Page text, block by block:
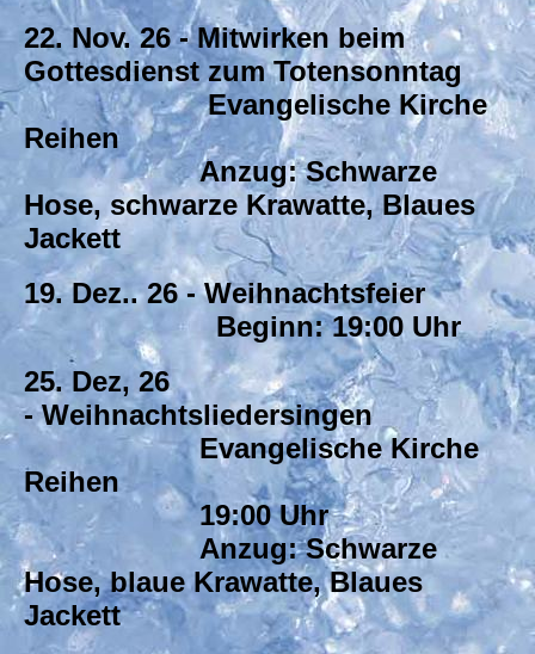
22. Nov. 26 - Mitwirken beim
Gottesdienst zum Totensonntag
Evangelische Kirche
Reihen
Anzug: Schwarze
Hose, schwarze Krawatte, Blaues
Jackett
19. Dez.. 26 - Weihnachtsfeier
Beginn: 19:00 Uhr
25. Dez, 26
- Weihnachtsliedersingen
Evangelische Kirche
Reihen
19:00 Uhr
Anzug: Schwarze
Hose, blaue Krawatte, Blaues
Jackett